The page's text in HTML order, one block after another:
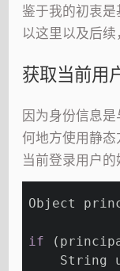
鉴于我的初衷是
以这里以及后续
获取当前用
因为身份信息
何地方使用静
当前登录用户的
Object
if
String